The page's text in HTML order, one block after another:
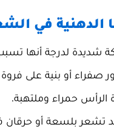
الدهنية في
شديدة لدرجة أنها
صفراء أو بنية على
الرأس حمراء وملتهبة.
تشعر بلسعة أو حرقان